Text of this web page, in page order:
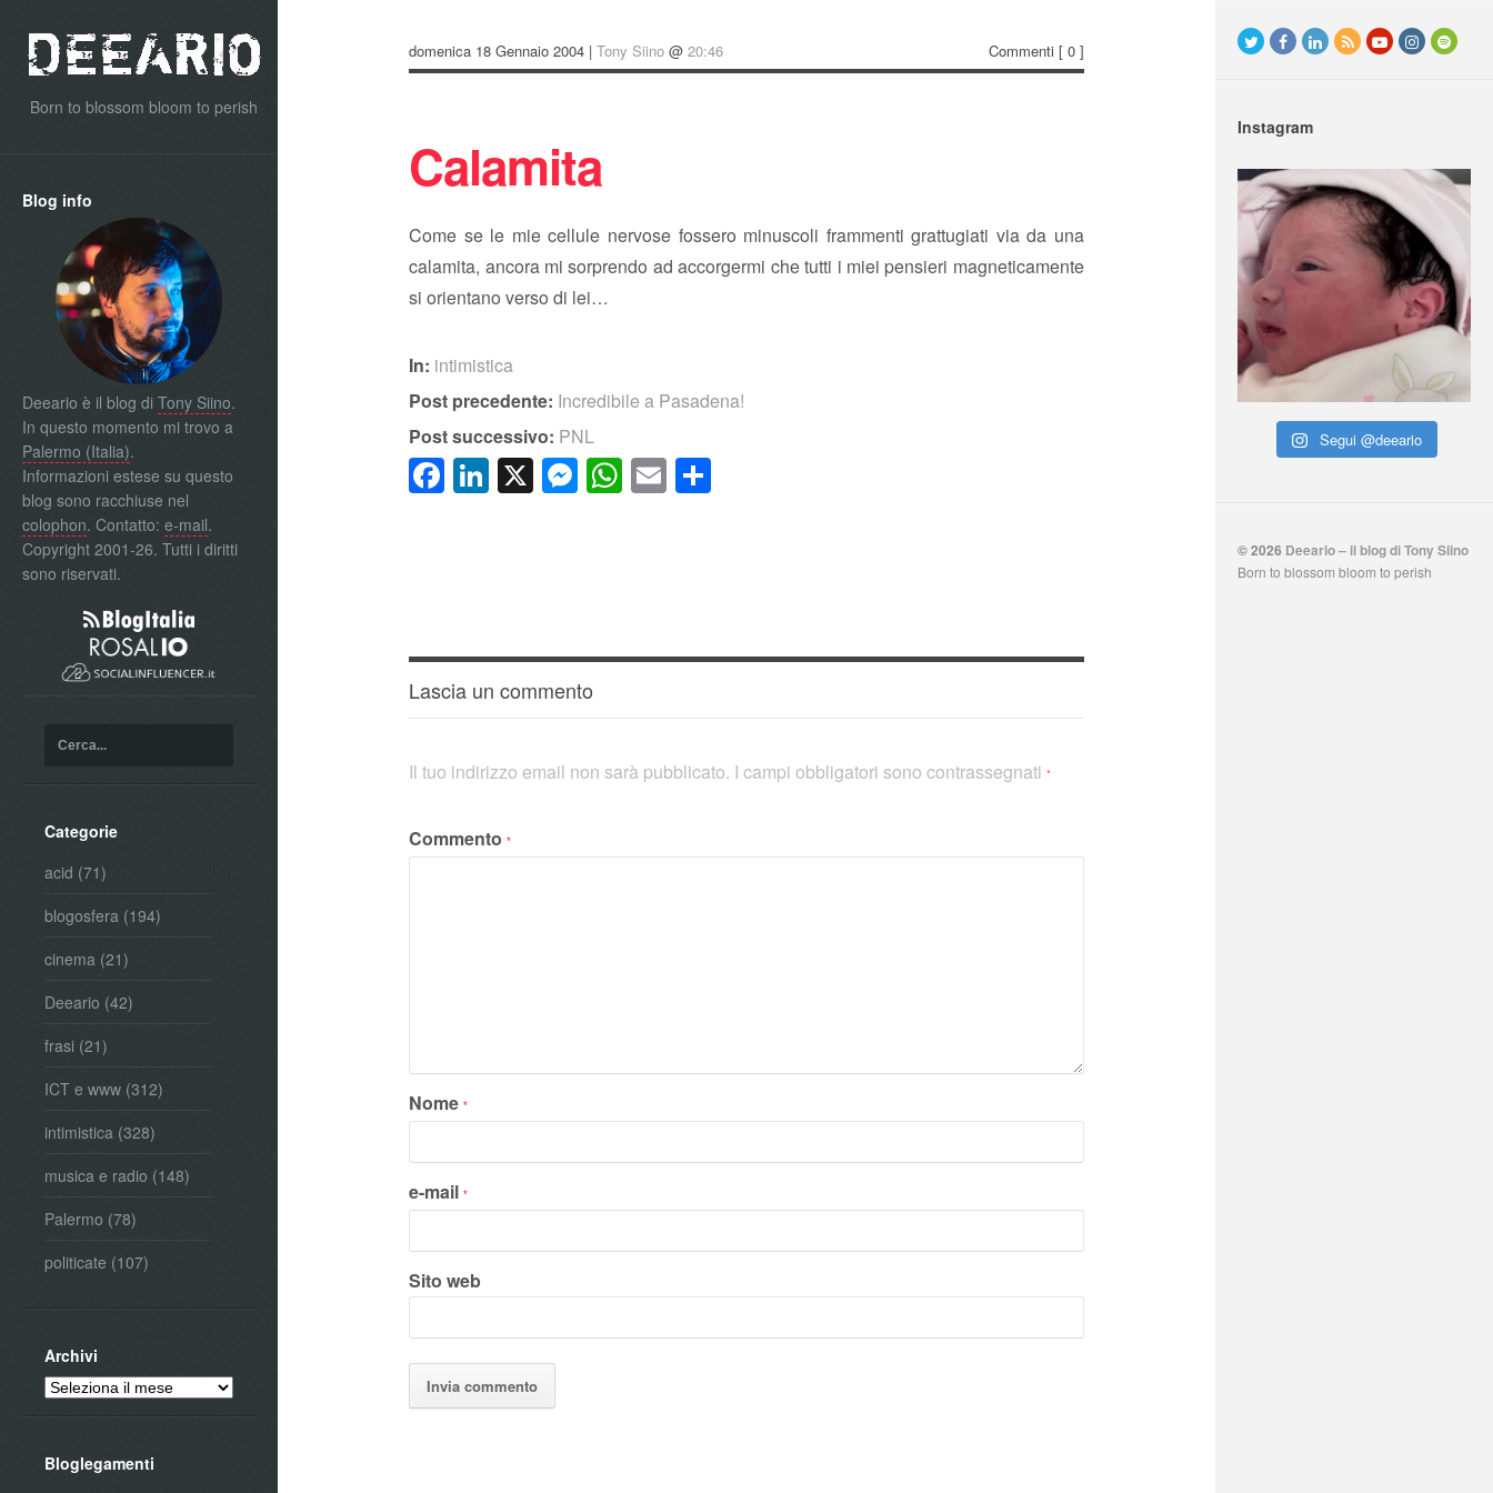
Born to blossom bloom to perish
Blog info
Deeario è il blog di Tony Siino.
In questo momento mi trovo a
Palermo (Italia).
Informazioni estese su questo
blog sono racchiuse nel
colophon. Contatto: e-mail.
Copyright 2001-26. Tutti i diritti
sono riservati.
Categorie
acid (71)
blogosfera (194)
cinema (21)
Deeario (42)
frasi (21)
ICT e www (312)
intimistica (328)
musica e radio (148)
Palermo (78)
politicate (107)
Archivi
Archivi
Bloglegamenti
domenica 18 Gennaio 2004 |Tony Siino @20:46 Commenti [ 0 ]
Calamita
Come se le mie cellule nervose fossero minuscoli frammenti grattugiati via da una
calamita, ancora mi sorprendo ad accorgermi che tutti i miei pensieri magneticamente
si orientano verso di lei…
In: intimistica
Post precedente: Incredibile a Pasadena!
Post successivo: PNL
Facebook
LinkedIn
X Messenger
WhatsApp
Email
Lascia un commento
Il tuo indirizzo email non sarà pubblicato. I campi obbligatori sono contrassegnati*
Commento*
Nome*
e-mail*
Sito web
Instagram
Segui @deeario
© 2026 Deeario – il blog di Tony Siino
Born to blossom bloom to perish